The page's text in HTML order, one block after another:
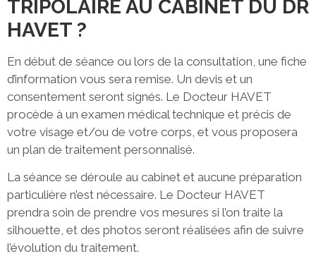
TRIPOLAIRE AU CABINET DU DR
HAVET ?
En début de séance ou lors de la consultation, une fiche
d’information vous sera remise. Un devis et un
consentement seront signés. Le Docteur HAVET
procède à un examen médical technique et précis de
votre visage et/ou de votre corps, et vous proposera
un plan de traitement personnalisé.
La séance se déroule au cabinet et aucune préparation
particulière n’est nécessaire. Le Docteur HAVET
prendra soin de prendre vos mesures si l’on traite la
silhouette, et des photos seront réalisées afin de suivre
l’évolution du traitement.